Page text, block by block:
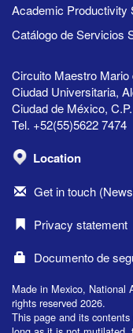
Academic Productivity
Catálogo de Servicios
Circuito Maestro
Ciudad Universitaria,
Ciudad de México,
Tel. +52(55)5622 7474
Location
Get in touch
Privacy statement
Documento de
Made in Mexico, National
rights reserved 2026.
This page and its